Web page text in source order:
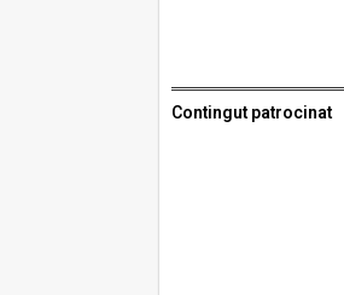
Contingut patrocinat